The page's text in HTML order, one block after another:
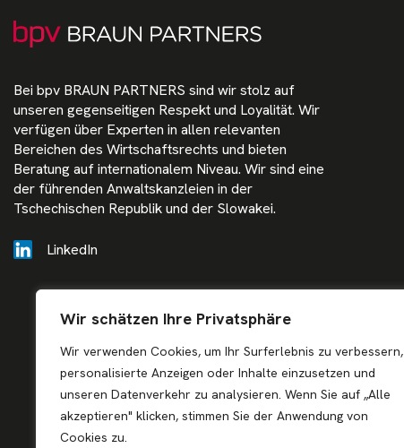
Wir schätzen Ihre Privatsphäre
Wir verwenden Cookies, um Ihr Surferlebnis zu verbessern,
personalisierte Anzeigen oder Inhalte einzusetzen und
unseren Datenverkehr zu analysieren. Wenn Sie auf „Alle
akzeptieren" klicken, stimmen Sie der Anwendung von
Cookies zu.
Bei bpv BRAUN PARTNERS sind wir stolz auf
unseren gegenseitigen Respekt und Loyalität. Wir
verfügen über Experten in allen relevanten
Bereichen des Wirtschaftsrechts und bieten
Beratung auf internationalem Niveau. Wir sind eine
der führenden Anwaltskanzleien in der
Tschechischen Republik und der Slowakei.
LinkedIn